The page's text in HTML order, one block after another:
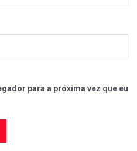
para a próxima vez que eu